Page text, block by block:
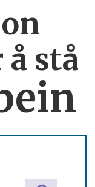
stå